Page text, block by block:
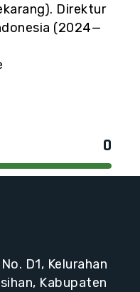
Direktur
(2024—
0
D1, Kelurahan
Kabupaten